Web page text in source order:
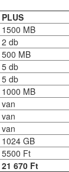
PLUS
1500 MB
2 db
500 MB
5 db
5 db
1000 MB
van
van
van
1024 GB
5500 Ft
21 670 Ft